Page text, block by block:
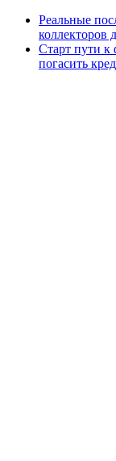
Реальные
коллекторов
Старт пути к
погасить